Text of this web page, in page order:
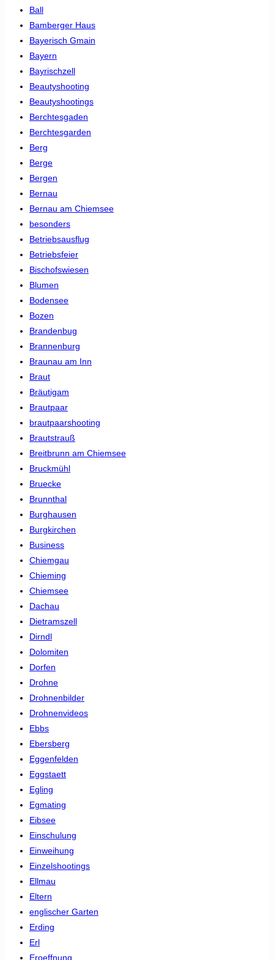
Ball
Bamberger Haus
Bayerisch Gmain
Bayern
Bayrischzell
Beautyshooting
Beautyshootings
Berchtesgaden
Berchtesgarden
Berg
Berge
Bergen
Bernau
Bernau am Chiemsee
besonders
Betriebsausflug
Betriebsfeier
Bischofswiesen
Blumen
Bodensee
Bozen
Brandenbug
Brannenburg
Braunau am Inn
Braut
Bräutigam
Brautpaar
brautpaarshooting
Brautstrauß
Breitbrunn am Chiemsee
Bruckmühl
Bruecke
Brunnthal
Burghausen
Burgkirchen
Business
Chiemgau
Chieming
Chiemsee
Dachau
Dietramszell
Dirndl
Dolomiten
Dorfen
Drohne
Drohnenbilder
Drohnenvideos
Ebbs
Ebersberg
Eggenfelden
Eggstaett
Egling
Egmating
Eibsee
Einschulung
Einweihung
Einzelshootings
Ellmau
Eltern
englischer Garten
Erding
Erl
Eroeffnung